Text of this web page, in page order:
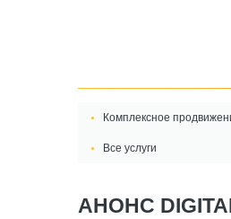
Комплексное
Все услуги
АНОНС